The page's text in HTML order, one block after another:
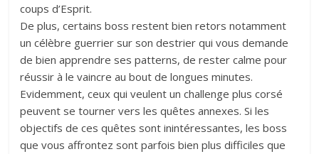
coups d’Esprit.
De plus, certains boss restent bien retors notamment
un célèbre guerrier sur son destrier qui vous demande
de bien apprendre ses patterns, de rester calme pour
réussir à le vaincre au bout de longues minutes.
Evidemment, ceux qui veulent un challenge plus corsé
peuvent se tourner vers les quêtes annexes. Si les
objectifs de ces quêtes sont inintéressantes, les boss
que vous affrontez sont parfois bien plus difficiles que